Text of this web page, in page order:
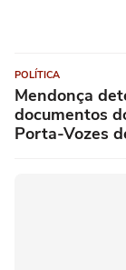
POLÍTICA
Mendonça
documentos
Porta-Vozes